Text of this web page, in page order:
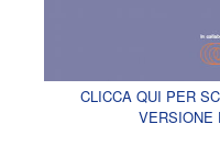
CLICCA QUI PER
VERSIONE